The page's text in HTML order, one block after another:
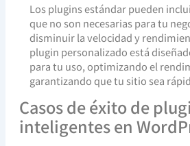
Los plugins estándar pueden
que no son necesarias para tu
disminuir la velocidad y
plugin personalizado está
para tu uso, optimizando el
garantizando que tu sitio sea
Casos de éxito de
inteligentes en